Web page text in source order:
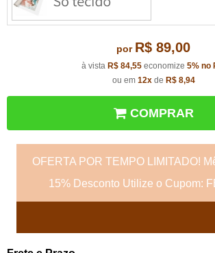
por R$ 89,00
à vista R$ 84,55 economize 5% no
ou em 12xde R$ 8,94
COMPRAR
OFERTA POR TEMPO LIMITADO!
15% Desconto Utilize o Cupom: